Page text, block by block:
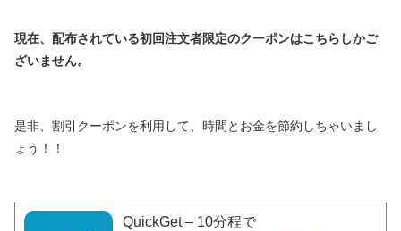
現在、配布されている初回注文者限定のクーポンはこちらしかご
ざいません。
是非、割引クーポンを利用して、時間とお金を節約しちゃいまし
ょう！！
QuickGet – 10分程で